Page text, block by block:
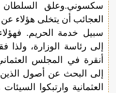
سكسوني.وعلق
العجائب أن يتخلى هؤلاء
سبيل خدمة الحريم.
إلى رئاسة الوزارة،
أنقرة في المجلس
إلى البحث عن أصول
العثمانية وارتبكوا